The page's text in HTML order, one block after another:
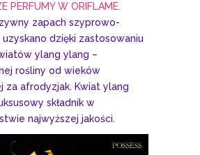
PERFUMY W ORIFLAME.
zapach szyprowo-
dzięki zastosowaniu
ylang ylang –
rośliny od wieków
za afrodyzjak. Kwiat ylang
składnik w
najwyższej jakości.